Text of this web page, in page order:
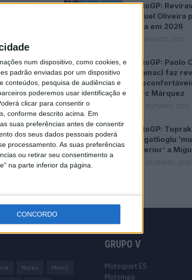
num dispositivo, como cookies, e
padrão enviadas por um dispositivo
conteúdos, pesquisa de audiências e
poderemos usar identificação e
clicar para consentir o
conforme descrito acima. Em
suas preferências antes de consentir
dos seus dados pessoais poderá
processamento. As suas preferências
ou retirar seu consentimento a
na parte inferior da página.
CONCORDO
MotoGP:
Miguel Oliveira
vaga em 2026
28 AGOSTO, 2025
MotoGP: Paolo
(Pramac) faz
Marc Márquez
16 OUTUBRO, 2025
MotoGP: Toprak
Razgatlioglu
superior’ a
Motas Moto2
GRUPO V
Motosport ES
Motomais